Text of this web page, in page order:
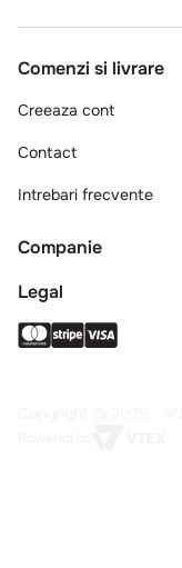
Comenzi si livrare
Creeaza cont
Contact
Intrebari frecvente
Companie
Legal